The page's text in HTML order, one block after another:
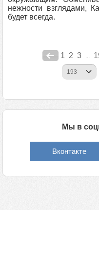
нежности взглядами,
будет всегда.
1 2 3 ...
Мы в
Вконтакте